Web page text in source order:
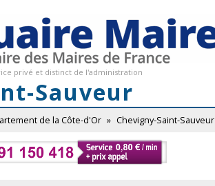
privé et distinct de l'administration
Sauveur
de la Côte-d'Or » Chevigny-Saint-Sauveur